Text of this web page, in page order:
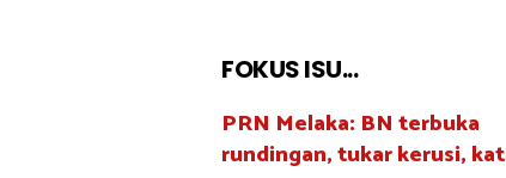
FOKUS ISU...
PRN Melaka: BN terbuka
rundingan, tukar kerusi,